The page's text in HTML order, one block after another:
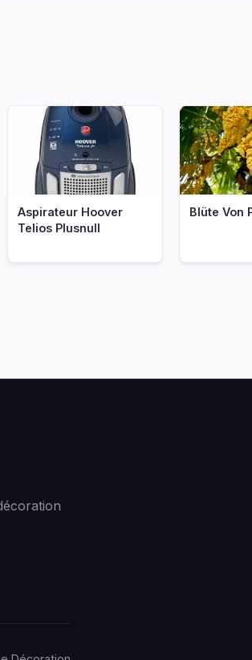
Aspirateur Hoover
Telios Plusnull
Blüte Von